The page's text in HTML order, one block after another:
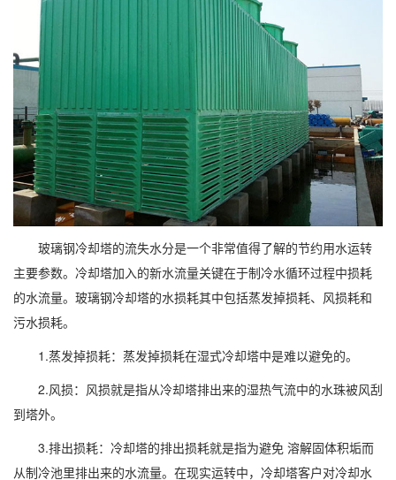
玻璃钢冷却塔的流失水分是一个非常值得了解的节约用水运转
主要参数。冷却塔加入的新水流量关键在于制冷水循环过程中损耗
的水流量。玻璃钢冷却塔的水损耗其中包括蒸发掉损耗、风损耗和
污水损耗。
1.蒸发掉损耗：蒸发掉损耗在湿式冷却塔中是难以避免的。
2.风损：风损就是指从冷却塔排出来的湿热气流中的水珠被风刮
到塔外。
3.排出损耗：冷却塔的排出损耗就是指为避免 溶解固体积垢而
从制冷池里排出来的水流量。在现实运转中，冷却塔客户对冷却水